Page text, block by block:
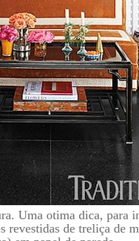
Uma otima dica, para
revestidas de treliça de